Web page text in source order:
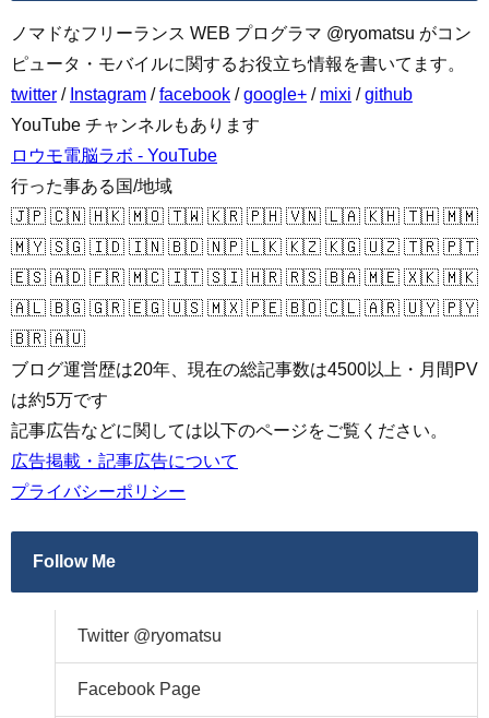
ノマドなフリーランス WEB プログラマ @ryomatsu がコン
ピュータ・モバイルに関するお役立ち情報を書いてます。
twitter / Instagram /facebook /google+ / mixi /github
YouTube チャンネルもあります
ロウモ電脳ラボ - YouTube
行った事ある国/地域
🇯🇵 🇨🇳 🇭🇰 🇲🇴 🇹🇼 🇰🇷 🇵🇭 🇻🇳 🇱🇦 🇰🇭 🇹🇭 🇲🇲
🇲🇾 🇸🇬 🇮🇩 🇮🇳 🇧🇩 🇳🇵 🇱🇰 🇰🇿 🇰🇬 🇺🇿 🇹🇷 🇵🇹
🇪🇸 🇦🇩 🇫🇷 🇲🇨 🇮🇹 🇸🇮 🇭🇷 🇷🇸 🇧🇦 🇲🇪 🇽🇰 🇲🇰
🇦🇱 🇧🇬 🇬🇷 🇪🇬 🇺🇸 🇲🇽 🇵🇪 🇧🇴 🇨🇱 🇦🇷 🇺🇾 🇵🇾
🇧🇷 🇦🇺
ブログ運営歴は20年、現在の総記事数は4500以上・月間PV
は約5万です
記事広告などに関しては以下のページをご覧ください。
広告掲載・記事広告について
プライバシーポリシー
Follow Me
Twitter @ryomatsu
Facebook Page